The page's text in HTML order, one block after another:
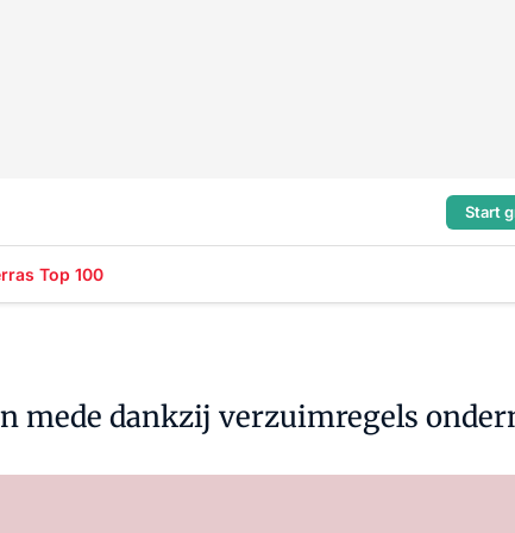
Start
Top 100
mede dankzij verzuimregels